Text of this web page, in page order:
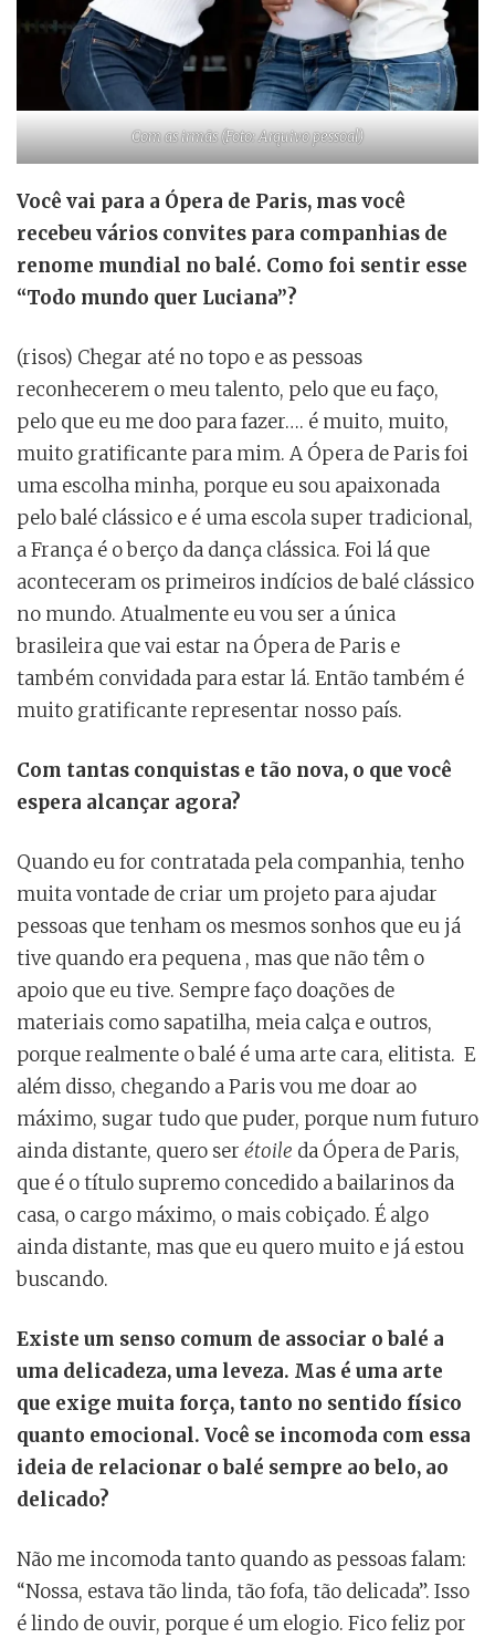
Com as irmãs (Foto: Arquivo pessoal)
Você vai para a Ópera de Paris, mas você
recebeu vários convites para companhias de
renome mundial no balé. Como foi sentir esse
“Todo mundo quer Luciana”?
(risos) Chegar até no topo e as pessoas
reconhecerem o meu talento, pelo que eu faço,
pelo que eu me doo para fazer…. é muito, muito,
muito gratificante para mim. A Ópera de Paris foi
uma escolha minha, porque eu sou apaixonada
pelo balé clássico e é uma escola super tradicional,
a França é o berço da dança clássica. Foi lá que
aconteceram os primeiros indícios de balé clássico
no mundo. Atualmente eu vou ser a única
brasileira que vai estar na Ópera de Paris e
também convidada para estar lá. Então também é
muito gratificante representar nosso país.
Com tantas conquistas e tão nova, o que você
espera alcançar agora?
Quando eu for contratada pela companhia, tenho
muita vontade de criar um projeto para ajudar
pessoas que tenham os mesmos sonhos que eu já
tive quando era pequena , mas que não têm o
apoio que eu tive. Sempre faço doações de
materiais como sapatilha, meia calça e outros,
porque realmente o balé é uma arte cara, elitista. E
além disso, chegando a Paris vou me doar ao
máximo, sugar tudo que puder, porque num futuro
ainda distante, quero ser étoile da Ópera de Paris,
que é o título supremo concedido a bailarinos da
casa, o cargo máximo, o mais cobiçado. É algo
ainda distante, mas que eu quero muito e já estou
buscando.
Existe um senso comum de associar o balé a
uma delicadeza, uma leveza. Mas é uma arte
que exige muita força, tanto no sentido físico
quanto emocional. Você se incomoda com essa
ideia de relacionar o balé sempre ao belo, ao
delicado?
Não me incomoda tanto quando as pessoas falam:
“Nossa, estava tão linda, tão fofa, tão delicada”. Isso
é lindo de ouvir, porque é um elogio. Fico feliz por